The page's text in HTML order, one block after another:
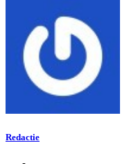
Redactie